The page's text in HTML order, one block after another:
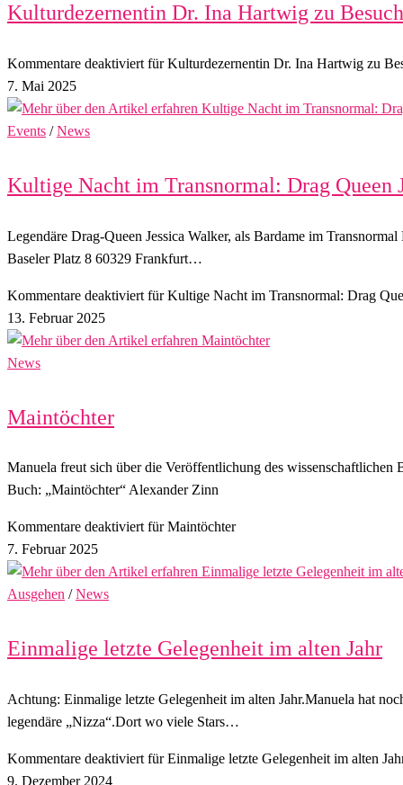
Kulturdezernentin Dr. Ina Hartwig zu
Kommentare deaktiviert für Kulturdezernentin Dr. Ina Hartwig zu
7. Mai 2025
Events /News
Kultige Nacht im Transnormal: Drag Queen
Legendäre Drag-Queen Jessica Walker, als Bardame im
Baseler Platz 8 60329 Frankfurt…
Kommentare deaktiviert für Kultige Nacht im Transnormal: Drag
13. Februar 2025
News
Maintöchter
Manuela freut sich über die Veröffentlichung des
Buch: „Maintöchter“ Alexander Zinn
Kommentare deaktiviertfür Maintöchter
7. Februar 2025
Ausgehen /News
Einmalige letzte Gelegenheit im alten Jahr
Achtung: Einmalige letzte Gelegenheit im alten Jahr.Manuela hat
legendäre „Nizza“.Dort wo viele Stars…
Kommentare deaktiviert für Einmalige letzte Gelegenheit im alten
9. Dezember 2024